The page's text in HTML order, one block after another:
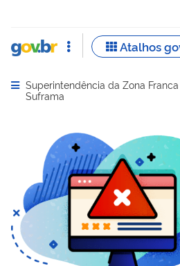
Abrir menu principal de
Superintendência da Zona
Suframa